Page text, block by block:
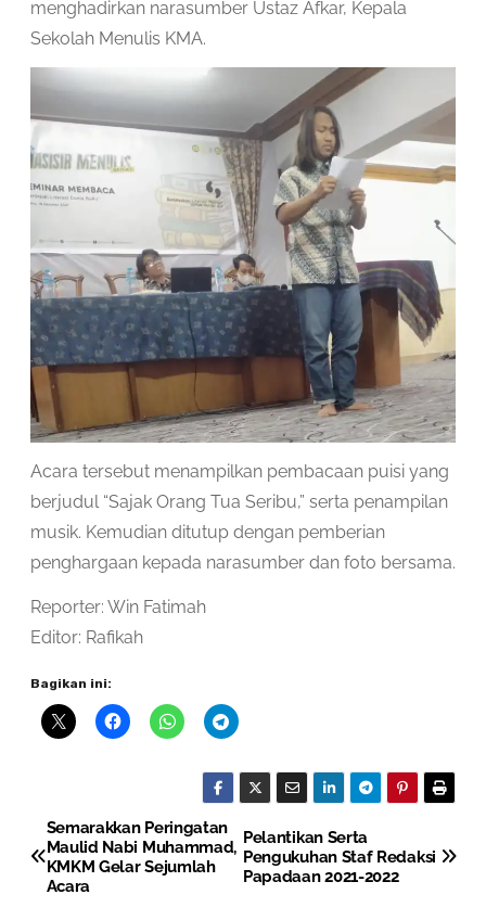
menghadirkan narasumber Ustaz Afkar, Kepala
Sekolah Menulis KMA.
Acara tersebut menampilkan pembacaan puisi yang
berjudul “Sajak Orang Tua Seribu,” serta penampilan
musik. Kemudian ditutup dengan pemberian
penghargaan kepada narasumber dan foto bersama.
Reporter: Win Fatimah
Editor: Rafikah
Bagikan ini:
P
o
Pelantikan Serta
Pengukuhan Staf Redaksi
Papadaan 2021-2022
Semarakkan Peringatan
Maulid Nabi Muhammad,
KMKM Gelar Sejumlah
Acara